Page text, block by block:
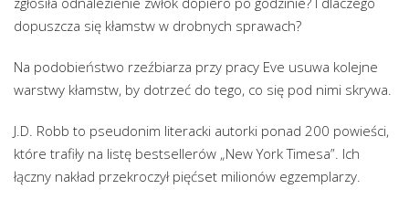
dopuszcza się kłamstw w drobnych sprawach?
Na podobieństwo rzeźbiarza przy pracy Eve usuwa kolejne
warstwy kłamstw, by dotrzeć do tego, co się pod nimi skrywa.
J.D. Robb to pseudonim literacki autorki ponad 200 powieści,
które trafiły na listę bestsellerów „New York Timesa”. Ich
łączny nakład przekroczył pięćset milionów egzemplarzy.